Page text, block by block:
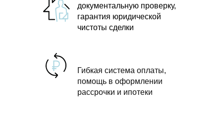
документальную проверку,
гарантия юридической
чистоты сделки
Гибкая система оплаты,
помощь в оформлении
рассрочки и ипотеки